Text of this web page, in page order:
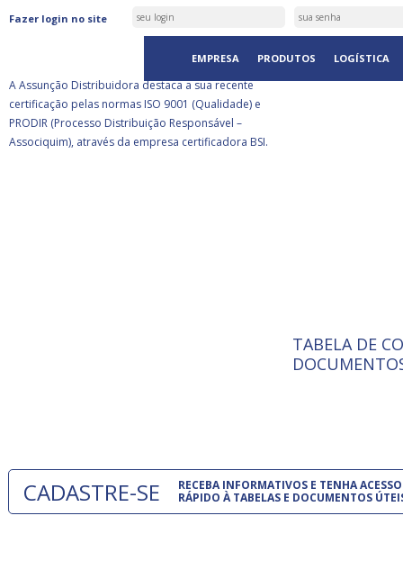
Fazer login no site
EMPRESA PRODUTOS LOGÍSTICA
ASSUNÇÃO DISTRIBUIDORA É
CERTIFICADA PELA BSI
A Assunção Distribuidora destaca a sua recente
certificação pelas normas ISO 9001 (Qualidade) e
PRODIR (Processo Distribuição Responsável –
Associquim), através da empresa certificadora BSI.
ISO 9001:
A
TABELA DE
CADASTRE-SE
RECEBA INFORMATIVOS E TENHA ACESSO
RÁPIDO À TABELAS E DOCUMENTOS